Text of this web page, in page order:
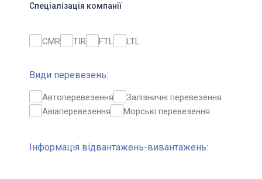
Спеціалізація компанії
CMR TIR FTL LTL
Види перевезень:
Автоперевезення
Залізничні перевезення
Авіаперевезення
Морські перевезення
Інформація відвантажень-вивантажень: